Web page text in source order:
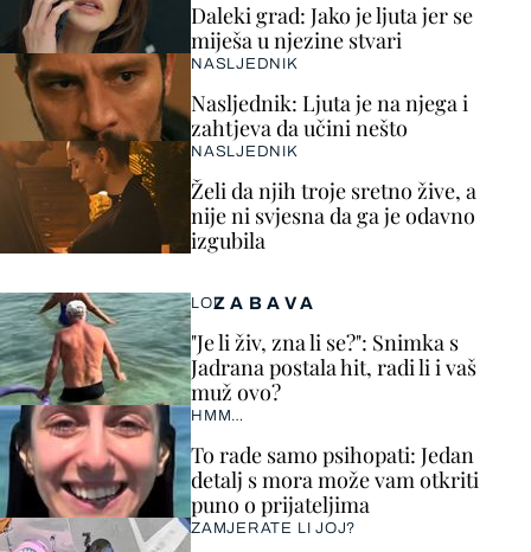
ZABAVA
LOL
"Je li živ, zna li se?": Snimka s
Jadrana postala hit, radi li i vaš
muž ovo?
HMM…
To rade samo psihopati: Jedan
detalj s mora može vam otkriti
puno o prijateljima
ZAMJERATE LI JOJ?
Daleki grad: Jako je ljuta jer se
miješa u njezine stvari
NASLJEDNIK
Nasljednik: Ljuta je na njega i
zahtjeva da učini nešto
NASLJEDNIK
Želi da njih troje sretno žive, a
nije ni svjesna da ga je odavno
izgubila